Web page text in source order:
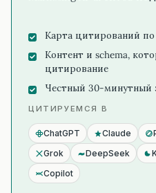
Карта цитирований
Контент и schema,
цитирование
Честный 30-минутный
ЦИТИРУЕМСЯ В
ChatGPT Claude
Grok
DeepSeek
Copilot